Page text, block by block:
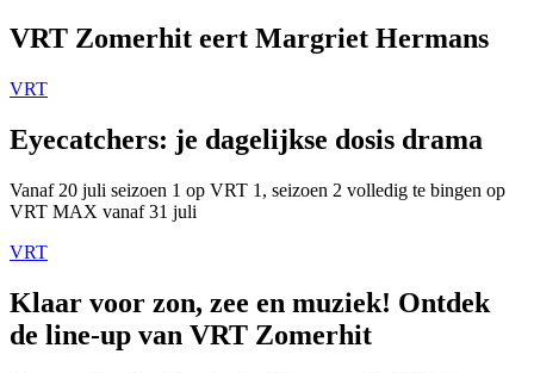
VRT Zomerhit eert Margriet Hermans
VRT
Eyecatchers: je dagelijkse dosis drama
Vanaf 20 juli seizoen 1 op VRT 1, seizoen 2 volledig te bingen op
VRT MAX vanaf 31 juli
VRT
Klaar voor zon, zee en muziek! Ontdek
de line-up van VRT Zomerhit